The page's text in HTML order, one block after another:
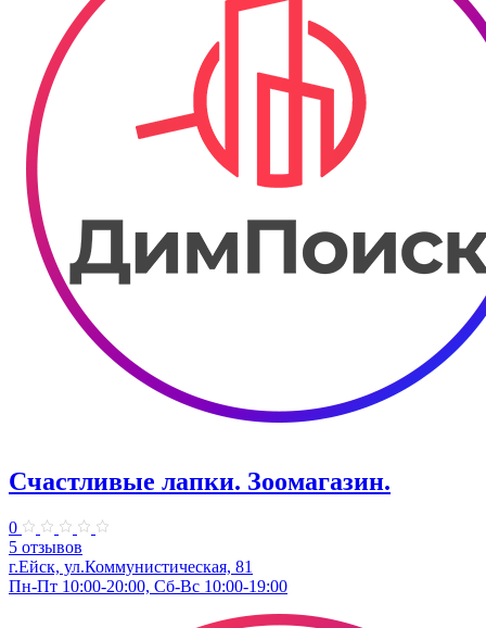
Счастливые лапки. Зоомагазин.
0
5 отзывов
г.Ейск, ул.​Коммунистическая, 81
Пн-Пт 10:00-20:00, Сб-Вс 10:00-19:00